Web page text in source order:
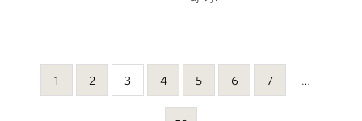
1 2 3 4 5 6 7 …